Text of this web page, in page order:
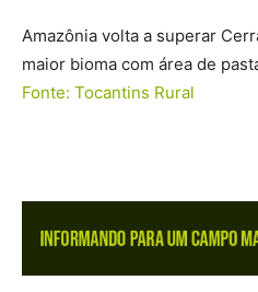
Amazônia volta a superar
maior bioma com área de
Fonte: Tocantins Rural